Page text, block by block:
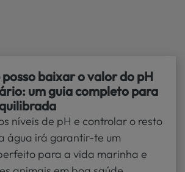
um guia completo para
níveis de pH e controlar o resto
água irá garantir-te um
para a vida marinha e